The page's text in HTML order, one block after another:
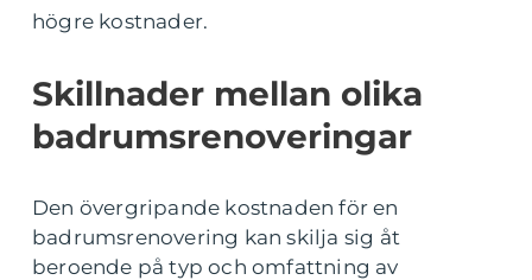
högre kostnader.
Skillnader mellan olika
badrumsrenoveringar
Den övergripande kostnaden för en
badrumsrenovering kan skilja sig åt
beroende på typ och omfattning av